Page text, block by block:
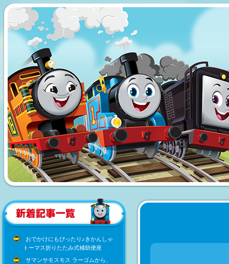
おでかけにもぴったり♪きかんしゃ
トーマス折りたたみ式補助便座
サマンサモスモス ラーゴムから、